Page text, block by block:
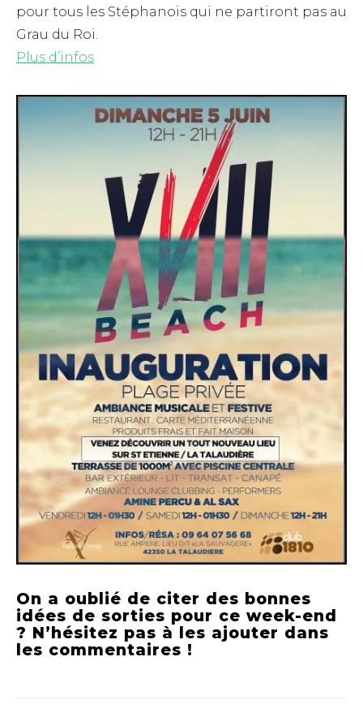
pour tous les Stéphanois qui ne partiront pas au
Grau du Roi.
Plus d’infos
On a oublié de citer des bonnes
idées de sorties pour ce week-end
? N’hésitez pas à les ajouter dans
les commentaires !